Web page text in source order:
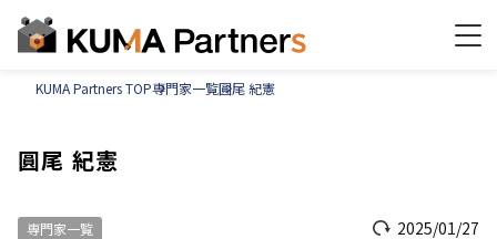
KUMA Partners TOP専門家一覧圓尾 紀憲
圓尾 紀憲
専門家一覧 2025/01/27